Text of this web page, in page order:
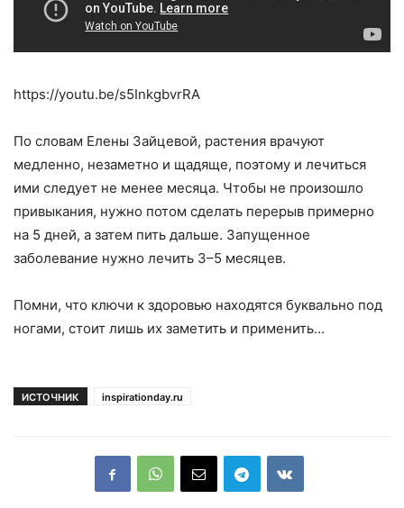
https://youtu.be/s5InkgbvrRA
По словам Елены Зайцевой, растения врачуют
медленно, незаметно и щадяще, поэтому и лечиться
ими следует не менее месяца. Чтобы не произошло
привыкания, нужно потом сделать перерыв примерно
на 5 дней, а затем пить дальше. Запущенное
заболевание нужно лечить 3–5 месяцев.
Помни, что ключи к здоровью находятся буквально под
ногами, стоит лишь их заметить и применить…
ИСТОЧНИК inspirationday.ru